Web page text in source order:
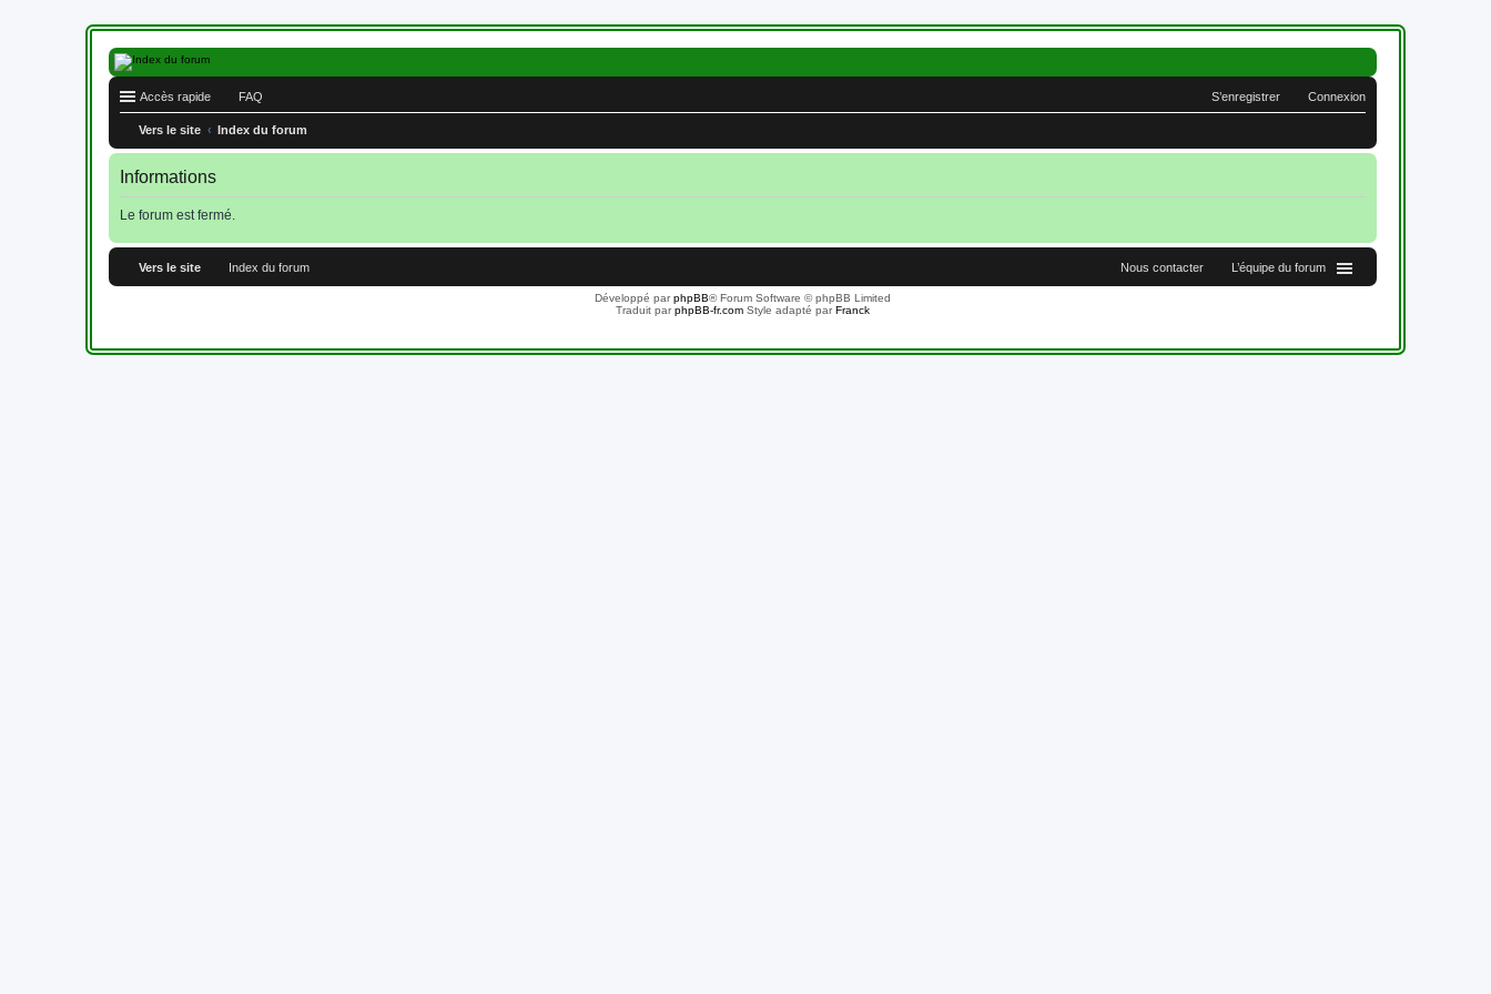
Accès rapide FAQ Connexion
S’enregistrer
Vers le site Index du forum
Informations
Le forum est fermé.
Vers le site Index du forum L’équipe du forum
Nous contacter
Développé parphpBB® Forum Software © phpBB Limited
Traduit parphpBB-fr.comStyle adapté parFranck